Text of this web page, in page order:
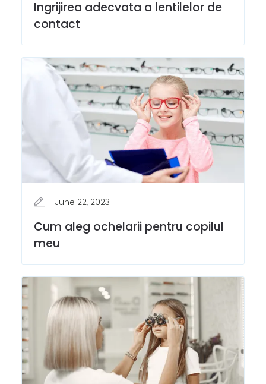
Ingrijirea adecvata a lentilelor de
contact
June 22, 2023
Cum aleg ochelarii pentru copilul
meu